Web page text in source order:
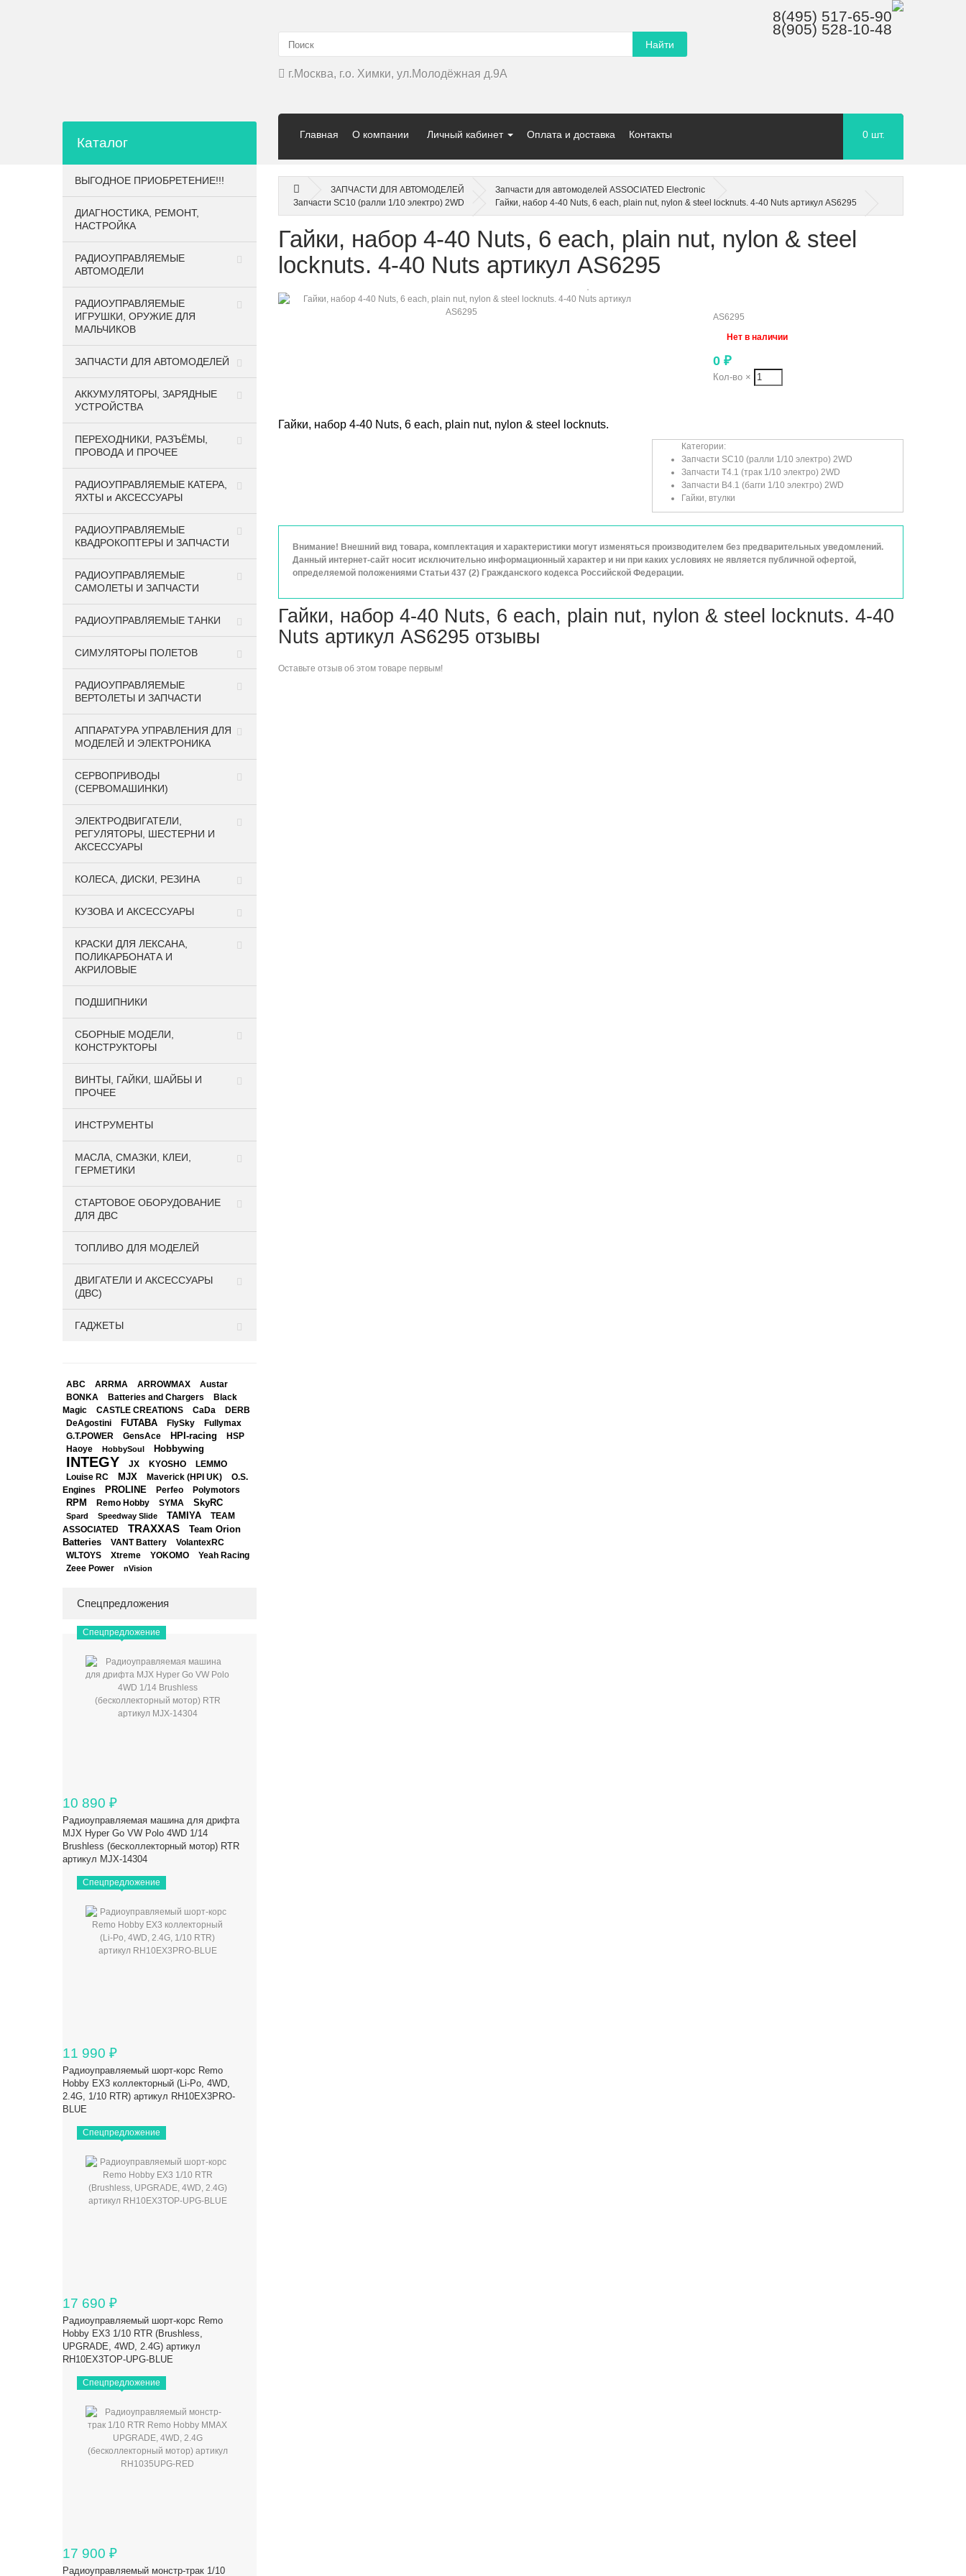
г.Москва, г.о. Химки, ул.Молодёжная д.9А
8(495) 517-65-90
8(905) 528-10-48
Главная О компании Личный кабинет Оплата и доставка Контакты 0 шт.
Каталог
ВЫГОДНОЕ ПРИОБРЕТЕНИЕ!!!
ДИАГНОСТИКА, РЕМОНТ,
НАСТРОЙКА
РАДИОУПРАВЛЯЕМЫЕ
АВТОМОДЕЛИ
РАДИОУПРАВЛЯЕМЫЕ
ИГРУШКИ, ОРУЖИЕ ДЛЯ
МАЛЬЧИКОВ
ЗАПЧАСТИ ДЛЯ АВТОМОДЕЛЕЙ
АККУМУЛЯТОРЫ, ЗАРЯДНЫЕ
УСТРОЙСТВА
ПЕРЕХОДНИКИ, РАЗЪЁМЫ,
ПРОВОДА И ПРОЧЕЕ
РАДИОУПРАВЛЯЕМЫЕ КАТЕРА,
ЯХТЫ и АКСЕССУАРЫ
РАДИОУПРАВЛЯЕМЫЕ
КВАДРОКОПТЕРЫ И ЗАПЧАСТИ
РАДИОУПРАВЛЯЕМЫЕ
САМОЛЕТЫ И ЗАПЧАСТИ
РАДИОУПРАВЛЯЕМЫЕ ТАНКИ
СИМУЛЯТОРЫ ПОЛЕТОВ
РАДИОУПРАВЛЯЕМЫЕ
ВЕРТОЛЕТЫ И ЗАПЧАСТИ
АППАРАТУРА УПРАВЛЕНИЯ ДЛЯ
МОДЕЛЕЙ И ЭЛЕКТРОНИКА
СЕРВОПРИВОДЫ
(СЕРВОМАШИНКИ)
ЭЛЕКТРОДВИГАТЕЛИ,
РЕГУЛЯТОРЫ, ШЕСТЕРНИ И
АКСЕССУАРЫ
КОЛЕСА, ДИСКИ, РЕЗИНА
КУЗОВА И АКСЕССУАРЫ
КРАСКИ ДЛЯ ЛЕКСАНА,
ПОЛИКАРБОНАТА И
АКРИЛОВЫЕ
ПОДШИПНИКИ
CБОРНЫЕ МОДЕЛИ,
КОНСТРУКТОРЫ
ВИНТЫ, ГАЙКИ, ШАЙБЫ И
ПРОЧЕЕ
ИНСТРУМЕНТЫ
МАСЛА, СМАЗКИ, КЛЕИ,
ГЕРМЕТИКИ
СТАРТОВОЕ ОБОРУДОВАНИЕ
ДЛЯ ДВС
ТОПЛИВО ДЛЯ МОДЕЛЕЙ
ДВИГАТЕЛИ И АКСЕССУАРЫ
(ДВС)
ГАДЖЕТЫ
ABC ARRMA ARROWMAX Austar
BONKA Batteries and Chargers
Black
Magic
CASTLE CREATIONS CaDa DERB
DeAgostini FUTABA FlySky Fullymax
G.T.POWER GensAce HPI-racing
HSP
Haoye
HobbySoul Hobbywing
INTEGY JX KYOSHO
LEMMO
Louise RC
MJX Maverick (HPI UK)
O.S.
Engines
PROLINE Perfeo Polymotors
RPM Remo Hobby SYMA SkyRC
Spard Speedway Slide TAMIYA
TEAM
ASSOCIATED
TRAXXAS
Team Orion
Batteries
VANT Battery VolantexRC
WLTOYS Xtreme YOKOMO Yeah Racing
Zeee Power nVision
Спецпредложения
Спецпредложение
10 890 ₽
Радиоуправляемая машина для дрифта
MJX Hyper Go VW Polo 4WD 1/14
Brushless (бесколлекторный мотор) RTR
артикул MJX-14304
Спецпредложение
11 990 ₽
Радиоуправляемый шорт-корс Remo
Hobby EX3 коллекторный (Li-Po, 4WD,
2.4G, 1/10 RTR) артикул RH10EX3PRO-
BLUE
Спецпредложение
17 690 ₽
Радиоуправляемый шорт-корс Remo
Hobby EX3 1/10 RTR (Brushless,
UPGRADE, 4WD, 2.4G) артикул
RH10EX3TOP-UPG-BLUE
Спецпредложение
17 900 ₽
Радиоуправляемый монстр-трак 1/10
ЗАПЧАСТИ ДЛЯ АВТОМОДЕЛЕЙ
Запчасти для автомоделей ASSOCIATED Electronic
Запчасти SC10 (ралли 1/10 электро) 2WD
Гайки, набор 4-40 Nuts, 6 each, plain nut, nylon & steel locknuts. 4-40 Nuts артикул AS6295
Гайки, набор 4-40 Nuts, 6 each, plain nut, nylon & steel
locknuts. 4-40 Nuts артикул AS6295
AS6295
Нет в наличии
0 ₽
Кол-во ×
Гайки, набор 4-40 Nuts, 6 each, plain nut, nylon & steel locknuts.
Категории:
Запчасти SC10 (ралли 1/10 электро) 2WD
Запчасти T4.1 (трак 1/10 электро) 2WD
Запчасти B4.1 (багги 1/10 электро) 2WD
Гайки, втулки
Внимание! Внешний вид товара, комплектация и характеристики могут изменяться производителем без предварительных уведомлений.
Данный интернет-сайт носит исключительно информационный характер и ни при каких условиях не является публичной офертой,
определяемой положениями Статьи 437 (2) Гражданского кодекса Российской Федерации.
Гайки, набор 4-40 Nuts, 6 each, plain nut, nylon & steel locknuts. 4-40
Nuts артикул AS6295 отзывы
Оставьте отзыв об этом товаре первым!